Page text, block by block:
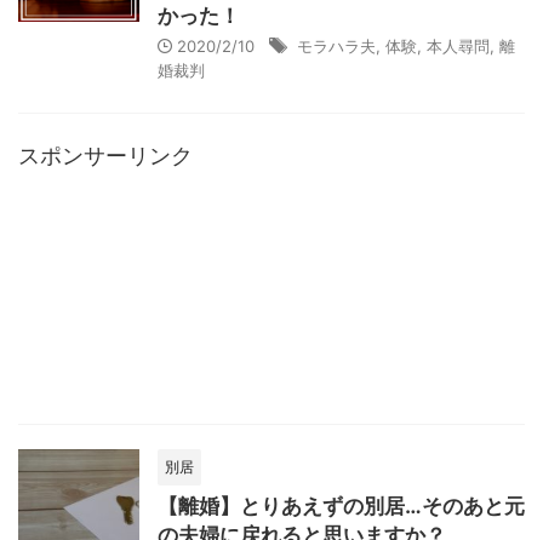
かった！
2020/2/10 モラハラ夫 体験 本人尋問 離
婚裁判
スポンサーリンク
別居
【離婚】とりあえずの別居…そのあと元
の夫婦に戻れると思いますか？